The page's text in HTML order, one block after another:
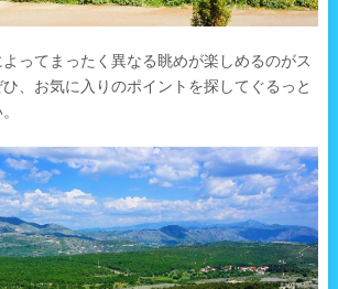
ってまったく異なる眺めが楽しめるのがス
、お気に入りのポイントを探してぐるっと